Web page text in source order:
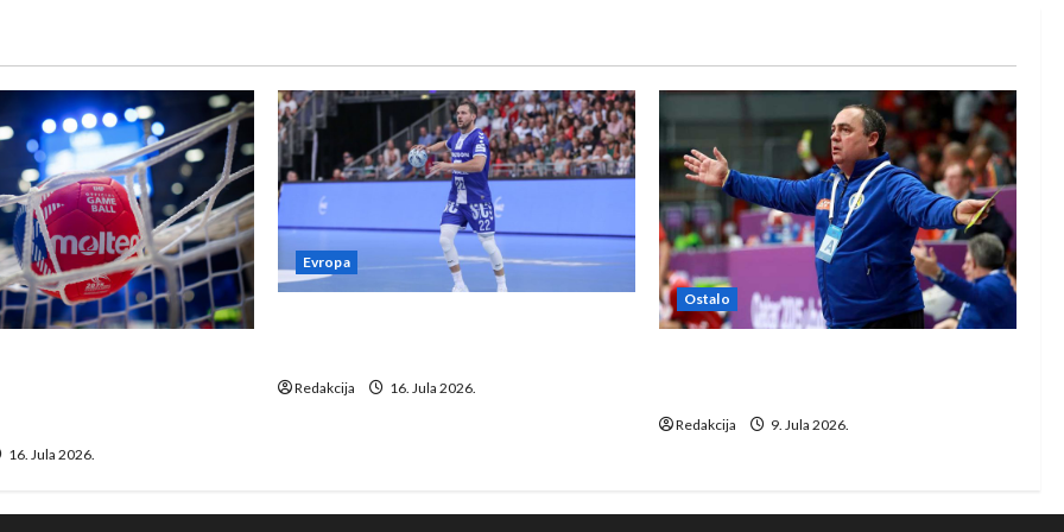
16. Jula 2026.
Evropa
Redakcija 16. Jula 2026.
Ostalo
Redakcija 9. Jula 2026.